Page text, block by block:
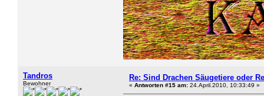
Tandros
Bewohner
Re: Sind Drachen Säugetiere oder
« Antworten #15 am: 24.April.2010, 10:33:49 »